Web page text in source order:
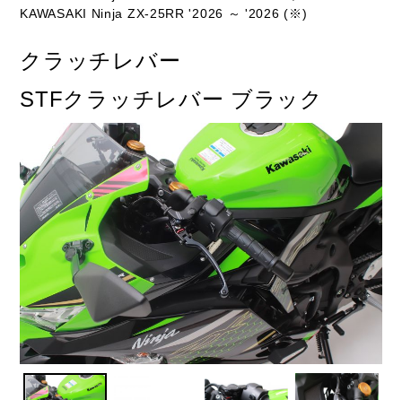
KAWASAKI Ninja ZX-25RR '2026 ～ '2026 (※)
クラッチレバー
STFクラッチレバー ブラック